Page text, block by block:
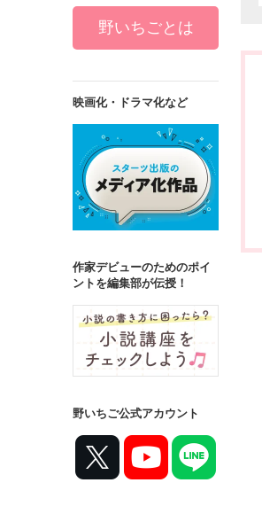
野いちごとは
映画化・ドラマ化など
作家デビューのためのポイ
ントを編集部が伝授！
野いちご公式アカウント